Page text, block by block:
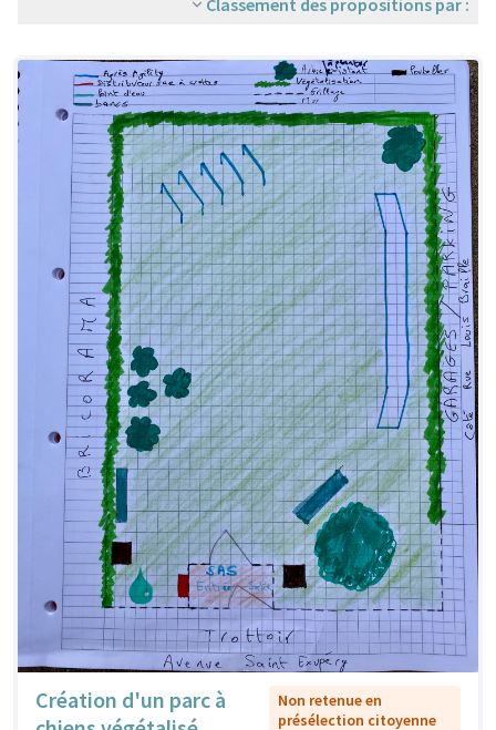
Classement des propositions par :
Création d'un parc à
Non retenue en
présélection citoyenne